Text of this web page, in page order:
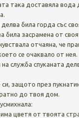
така доставяла вода
била горда със
била засрамена от
отчаяна, че
се очаквало от нея.
служба спуканата
защото през
до твоя дом.
цветя от твоята